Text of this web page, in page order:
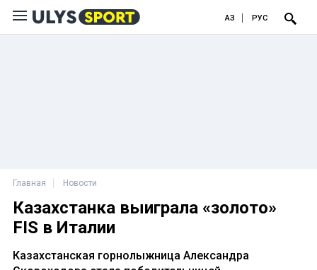
ҚАЗ РУС
Главная Новости
Казахстанка выиграла «золото»
FIS в Италии
Казахстанская горнолыжница Александра